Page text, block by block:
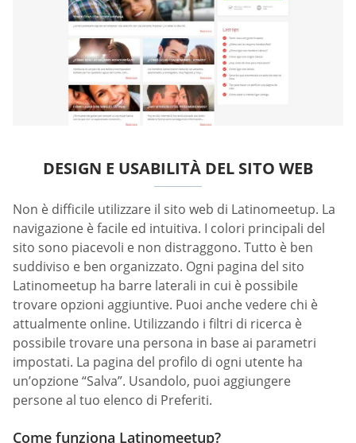
DESIGN E USABILITÀ DEL SITO WEB
Non è difficile utilizzare il sito web di Latinomeetup. La
navigazione è facile ed intuitiva. I colori principali del
sito sono piacevoli e non distraggono. Tutto è ben
suddiviso e ben organizzato. Ogni pagina del sito
Latinomeetup ha barre laterali in cui è possibile
trovare opzioni aggiuntive. Puoi anche vedere chi è
attualmente online. Utilizzando i filtri di ricerca è
possibile trovare una persona in base ai parametri
impostati. La pagina del profilo di ogni utente ha
un’opzione “Salva”. Usandolo, puoi aggiungere
persone al tuo elenco di Preferiti.
Come funziona Latinomeetup?